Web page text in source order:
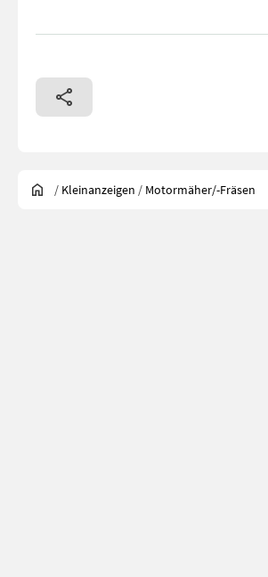
/ Kleinanzeigen / Motormäher/-Fräsen